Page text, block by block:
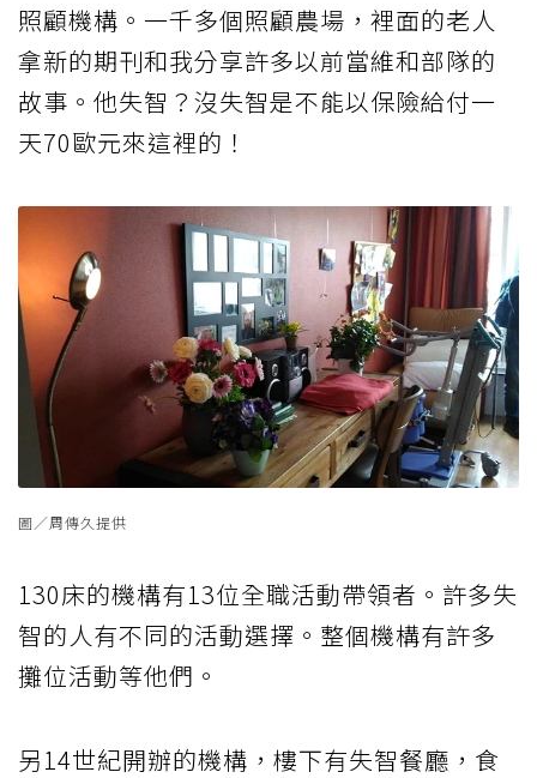
照顧機構。一千多個照顧農場，裡面的老人
拿新的期刊和我分享許多以前當維和部隊的
故事。他失智？沒失智是不能以保險給付一
天70歐元來這裡的！
圖／周傳久提供
130床的機構有13位全職活動帶領者。許多失
智的人有不同的活動選擇。整個機構有許多
攤位活動等他們。
另14世紀開辦的機構，樓下有失智餐廳，食